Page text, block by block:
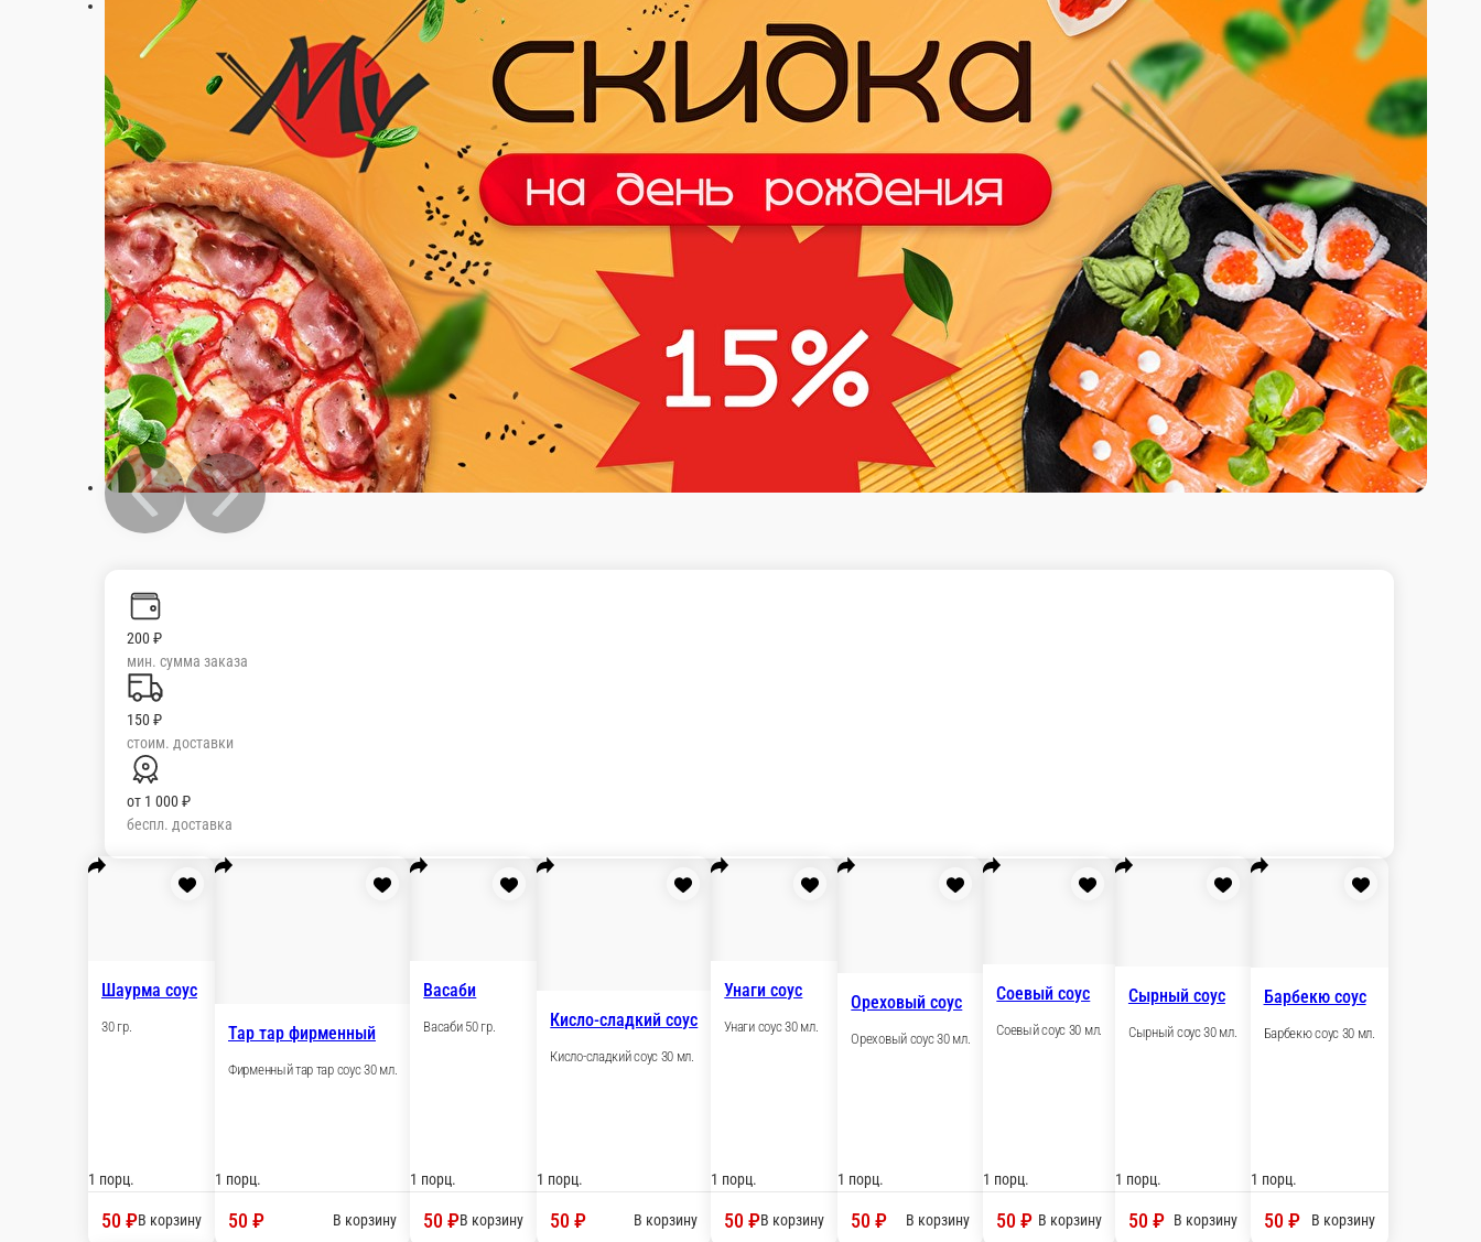
200 ₽
мин. сумма заказа
150 ₽
стоим. доставки
от1 000 ₽
беспл. доставка
ПопулярноеСеты Холодные роллы Горячие роллы БургерыWOKШаурма Закуски Молочные коктейлиСалаты Десерты Суши Суши - Сэндвич Напитки
Фирменный тар тар соус 30 мл.